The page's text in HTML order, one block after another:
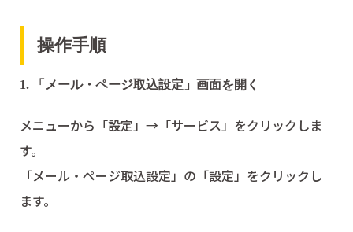
操作手順
1. 「メール・ページ取込設定」画面を開く
メニューから「設定」→「サービス」をクリックしま
す。
「メール・ページ取込設定」の「設定」をクリックし
ます。